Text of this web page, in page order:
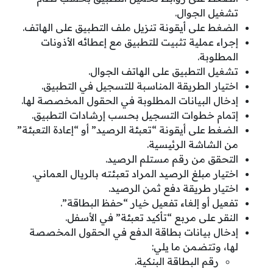
تشغيل الجوال.
الضغط على أيقونة تنزيل ملف التطبيق على الهاتف.
إجراء عملية تثبيت للتطبيق مع إعطائه الأذونات
المطلوبة.
تشغيل التطبيق على الهاتف الجوال.
اختيار الطريقة المناسبة للتسجيل في التطبيق.
إدخال البيانات المطلوبة في الحقول المخصصة لها.
إتمام خطوات التسجيل بحسب إرشادات التطبيق.
الضغط على أيقونة “تعبئة الرصيد” أو “إعادة التعبئة”
من الشاشة الرئيسية.
التحقق من رقم مستلم الرصيد.
اختيار مبلغ الرصيد المراد تعبئته بالريال العماني.
اختيار طريقة دفع ثمن الرصيد.
تفعيل أو إلغاء تفعيل خيار “حفظ البطاقة”.
النقر على مربع “تأكيد تعبئة” في الأسفل.
إدخال بيانات بطاقة الدفع في الحقول المخصصة
لها، وتتضمن ما يلي:
رقم البطاقة البنكية.